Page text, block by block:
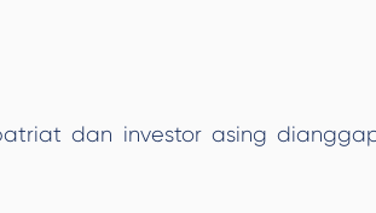
dan investor asing